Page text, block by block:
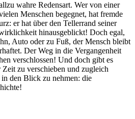
wahre Redensart. Wer von einer
Menschen begegnet, hat fremde
er hat über den Tellerrand seiner
hinausgeblickt! Doch egal,
Auto oder zu Fuß, der Mensch bleibt
Der Weg in die Vergangenheit
verschlossen! Und doch gibt es
zu verschieben und zugleich
den Blick zu nehmen: die